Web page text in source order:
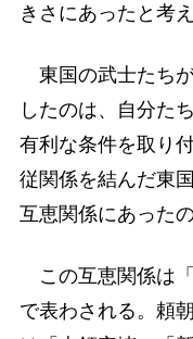
きさにあったと考
東国の武士たち
したのは、自分た
有利な条件を取り
従関係を結んだ東
互恵関係にあったの
この互恵関係は
で表わされる。頼